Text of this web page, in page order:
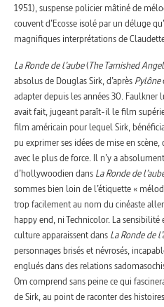
1951), suspense policier mâtiné de
couvent d’Ecosse isolé par un déluge
magnifiques interprétations de
La Ronde de l’aube(The Tarnished
absolus de Douglas Sirk, d’après Pylône
adapter depuis les années 30.
avait fait, jugeant paraît-il le film
film américain pour lequel Sirk,
pu exprimer ses idées de mise en scène,
avec le plus de force. Il n’y a
d’hollywoodien dans La Ronde de
sommes bien loin de l’étiquette «
trop facilement au nom du cinéaste
happy end, ni Technicolor. La
culture apparaissent dans La Ronde de
personnages brisés et névrosés,
englués dans des relations
Om comprend sans peine ce qui
de Sirk, au point de raconter des